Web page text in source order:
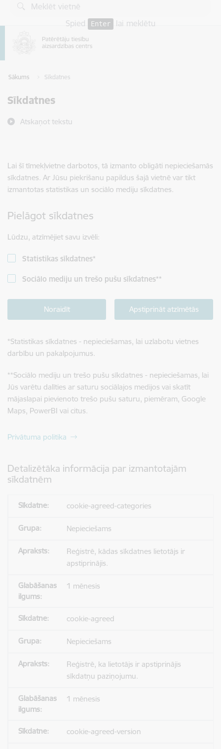
Pāriet uz lapas saturu
Spied
Enter lai meklētu
Sākums Sīkdatnes
Sīkdatnes
Atskaņot tekstu
Lai šī tīmekļvietne darbotos, tā izmanto obligāti nepieciešamās
sīkdatnes. Ar Jūsu piekrišanu papildus šajā vietnē var tikt
izmantotas statistikas un sociālo mediju sīkdatnes.
Pielāgot sīkdatnes
Lūdzu, atzīmējiet savu izvēli:
Statistikas sīkdatnes*
Sociālo mediju un trešo pušu sīkdatnes**
Noraidīt Apstiprināt atzīmētās
*Statistikas sīkdatnes - nepieciešamas, lai uzlabotu vietnes
darbību un pakalpojumus.
**Sociālo mediju un trešo pušu sīkdatnes - nepieciešamas, lai
Jūs varētu dalīties ar saturu sociālajos medijos vai skatīt
mājaslapai pievienoto trešo pušu saturu, piemēram, Google
Maps, PowerBI vai citus.
Privātuma politika
Detalizētāka informācija par izmantotajām
sīkdatnēm
cookie-agreed-categories
Nepieciešams
Reģistrē, kādas sīkdatnes lietotājs ir
apstiprinājis.
1 mēnesis
cookie-agreed
Nepieciešams
Reģistrē, ka lietotājs ir apstiprinājis
sīkdatņu paziņojumu.
1 mēnesis
cookie-agreed-version